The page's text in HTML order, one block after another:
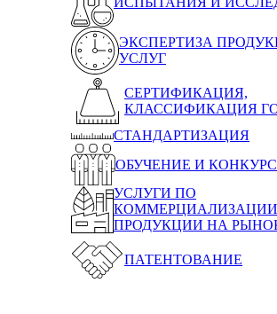
ЭКСПЕРТИЗА
УСЛУГ
СЕРТИФИКАЦИЯ,
КЛАССИФИКАЦИЯ
СТАНДАРТИЗАЦИЯ
ОБУЧЕНИЕ И
УСЛУГИ ПО
ПРОДУКЦИИ НА
ПАТЕНТОВАНИЕ